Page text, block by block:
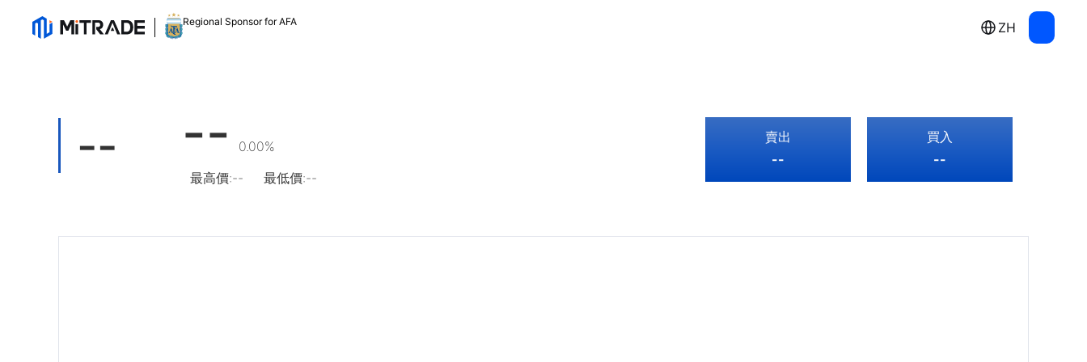
Regional Sponsor for AFA ZH
-- --
0.00%
最高價:-- 最低價:--
賣出
--
買入
--